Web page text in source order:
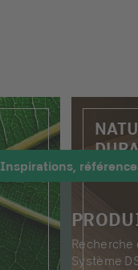
Inspirations,
Système